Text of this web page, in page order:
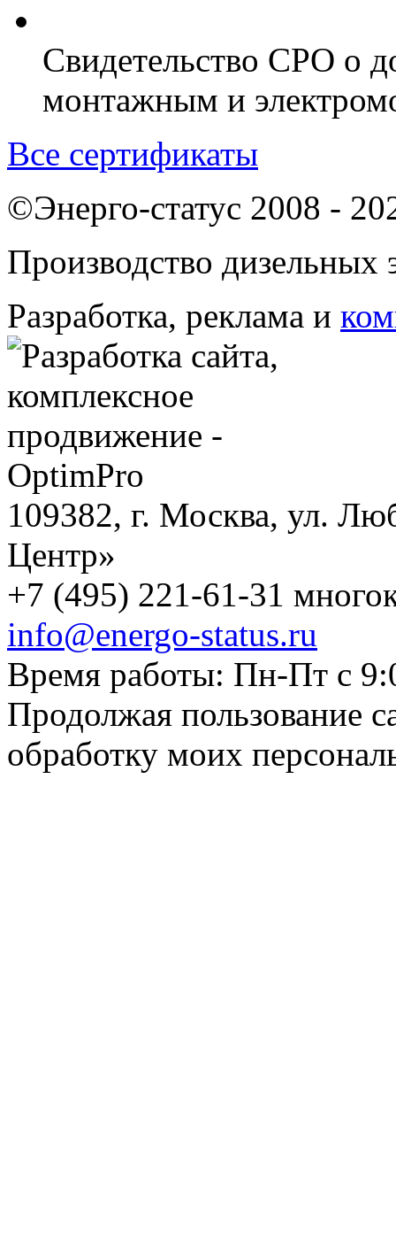
Свидетельство СРО о
монтажным и
Все сертификаты
©Энерго-статус 2008 -
Производство дизельных
Разработка, реклама и
109382, г. Москва, ул.
Центр»
+7 (495) 221-61-31
info@energo-status.ru
Время работы: Пн-Пт с
Продолжая пользование
обработку моих